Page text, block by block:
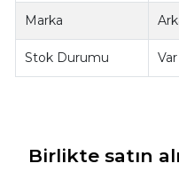
Marka
Stok Durumu Var
Birlikte satın